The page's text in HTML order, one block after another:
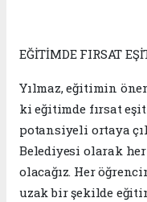
EĞİTİMDE FIRSAT
Yılmaz, eğitimin
ki eğitimde fırsat
potansiyeli ortaya
Belediyesi olarak
olacağız. Her
uzak bir şekilde